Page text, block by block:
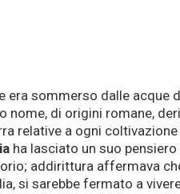
era sommerso dalle acque
nome, di origini romane,
relative a ogni
ha lasciato un suo
addirittura affermava
si sarebbe fermato a